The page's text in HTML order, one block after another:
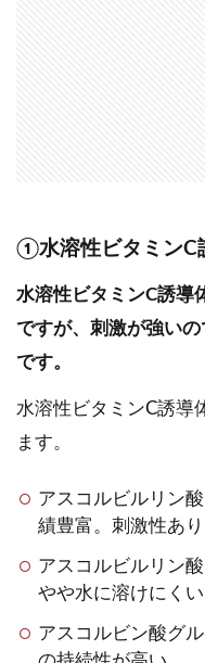
①水溶性ビタミンC
水溶性ビタミンC誘導
ですが、刺激が強い
です。
水溶性ビタミンC誘導
ます。
アスコルビルリン
績豊富。刺激性あり
アスコルビルリン
やや水に溶けにくい
アスコルビン酸グ